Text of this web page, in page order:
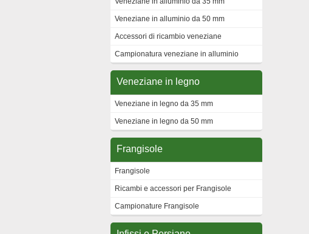
Veneziane in alluminio da 50 mm
Accessori di ricambio veneziane
Campionatura veneziane in alluminio
Veneziane in legno
Veneziane in legno da 35 mm
Veneziane in legno da 50 mm
Frangisole
Frangisole
Ricambi e accessori per Frangisole
Campionature Frangisole